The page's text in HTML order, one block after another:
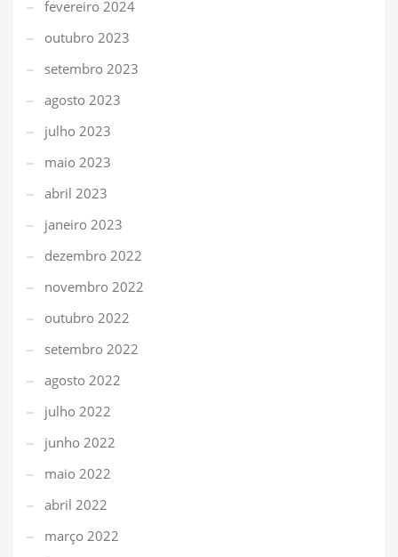
fevereiro 2024
outubro 2023
setembro 2023
agosto 2023
julho 2023
maio 2023
abril 2023
janeiro 2023
dezembro 2022
novembro 2022
outubro 2022
setembro 2022
agosto 2022
julho 2022
junho 2022
maio 2022
abril 2022
março 2022